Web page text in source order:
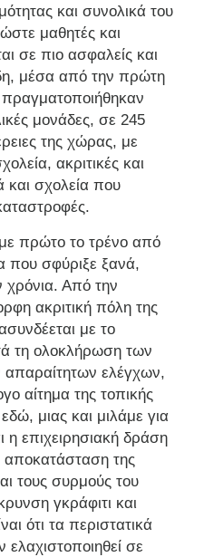
και συνολικά του
μαθητές και
σε πιο ασφαλείς και
μέσα από την πρώτη
μονάδες, σε 245
της χώρας, με
ακριτικές και
και σχολεία που
πρώτο το τρένο από
που σφύριξε ξανά,
χρόνια. Από την
ακριτική πόλη της
με το
τη ολοκλήρωση των
ελέγχων,
αίτημα της τοπικής
μιας και μιλάμε για
η επιχειρησιακή δράση
της
τους συρμούς του
γκράφιτι και
ότι τα περιστατικά
σε